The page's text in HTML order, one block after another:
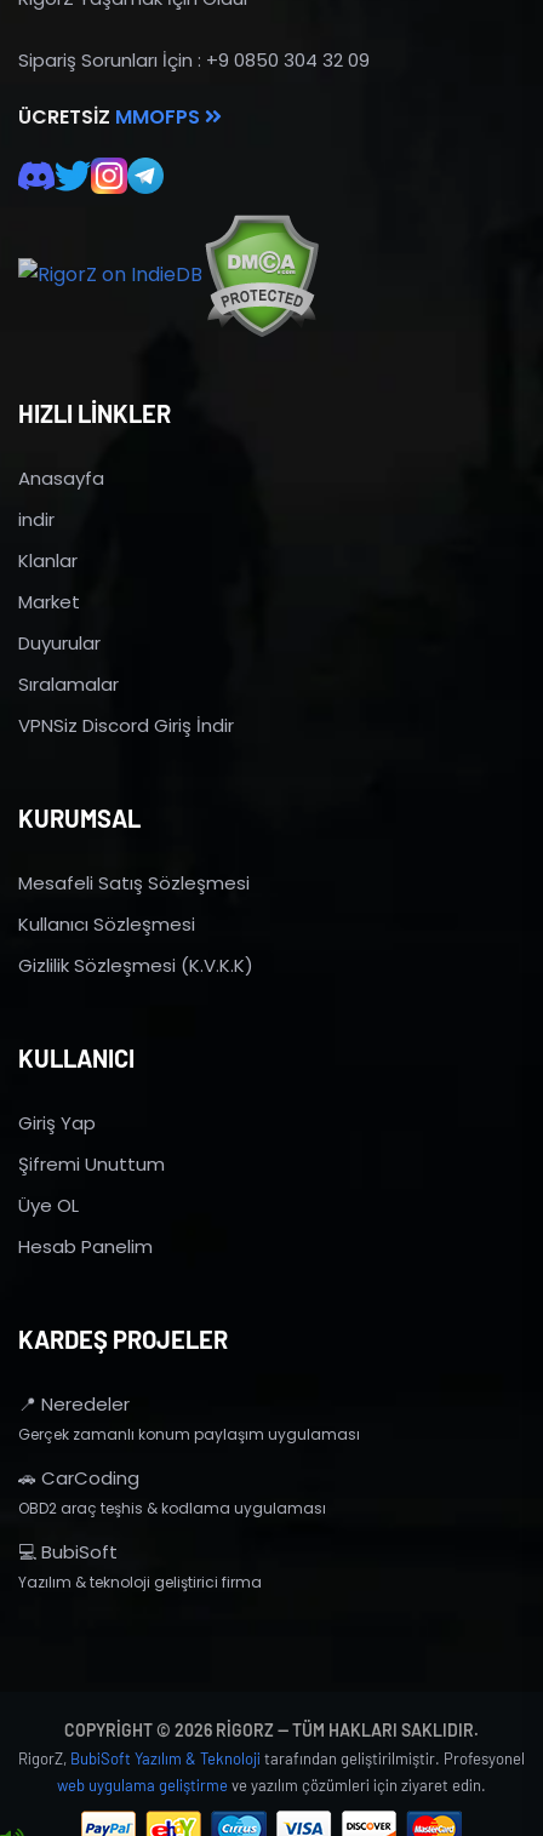
Sipariş Sorunları İçin : +9 0850 304 32 09
ÜCRETSIZ MMOFPS
HIZLI LİNKLER
Anasayfa
indir
Klanlar
Market
Duyurular
Sıralamalar
VPNSiz Discord Giriş İndir
KURUMSAL
Mesafeli Satış Sözleşmesi
Kullanıcı Sözleşmesi
Gizlilik Sözleşmesi (K.V.K.K)
KULLANICI
Giriş Yap
Şifremi Unuttum
Üye OL
Hesab Panelim
KARDEŞ PROJELER
📍 Neredeler
Gerçek zamanlı konum paylaşım uygulaması
🚗 CarCoding
OBD2 araç teşhis & kodlama uygulaması
💻 BubiSoft
Yazılım & teknoloji geliştirici firma
COPYRIGHT © 2026 RIGORZ — TÜM HAKLARI SAKLIDIR.
RigorZ, BubiSoft Yazılım & Teknoloji tarafından geliştirilmiştir. Profesyonel
web uygulama geliştirmeve yazılım çözümleri için ziyaret edin.